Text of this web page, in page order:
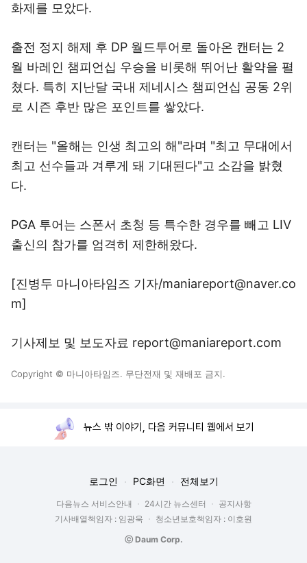
화제를 모았다.
출전 정지 해제 후 DP 월드투어로 돌아온 캔터는 2
월 바레인 챔피언십 우승을 비롯해 뛰어난 활약을 펼
쳤다. 특히 지난달 국내 제네시스 챔피언십 공동 2위
로 시즌 후반 많은 포인트를 쌓았다.
캔터는 "올해는 인생 최고의 해"라며 "최고 무대에서
최고 선수들과 겨루게 돼 기대된다"고 소감을 밝혔
다.
PGA 투어는 스폰서 초청 등 특수한 경우를 빼고 LIV
출신의 참가를 엄격히 제한해왔다.
[진병두 마니아타임즈 기자/maniareport@naver.co
m]
기사제보 및 보도자료 report@maniareport.com
Copyright © 마니아타임즈. 무단전재 및 재배포 금지.
뉴스 밖 이야기, 다음 커뮤니티 웹에서 보기
로그인 PC화면 전체보기
다음뉴스 서비스안내 24시간 뉴스센터
공지사항
기사배열책임자 : 임광욱
청소년보호책임자 : 이호원
ⓒ Daum Corp.